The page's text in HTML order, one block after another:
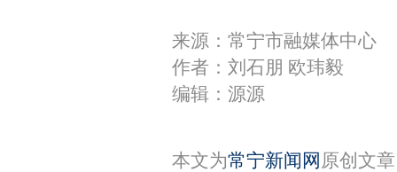
来源：常宁市融媒体中心
作者：刘石朋 欧玮毅
编辑：源源
本文为常宁新闻网 原创文